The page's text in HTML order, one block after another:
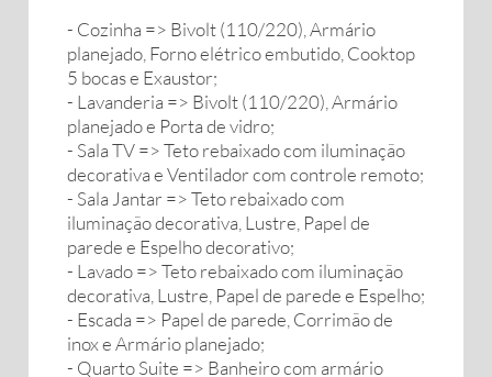
- Cozinha => Bivolt (110/220), Armário
planejado, Forno elétrico embutido, Cooktop
5 bocas e Exaustor;
- Lavanderia => Bivolt (110/220), Armário
planejado e Porta de vidro;
- Sala TV => Teto rebaixado com iluminação
decorativa e Ventilador com controle remoto;
- Sala Jantar => Teto rebaixado com
iluminação decorativa, Lustre, Papel de
parede e Espelho decorativo;
- Lavado => Teto rebaixado com iluminação
decorativa, Lustre, Papel de parede e Espelho;
- Escada => Papel de parede, Corrimão de
inox e Armário planejado;
- Quarto Suite => Banheiro com armário